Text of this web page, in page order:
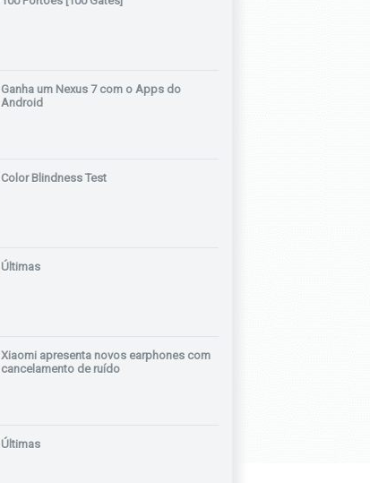
Ganha um Nexus 7 com o Apps do
Android
Color Blindness Test
Últimas
Xiaomi apresenta novos earphones com
cancelamento de ruído
Últimas